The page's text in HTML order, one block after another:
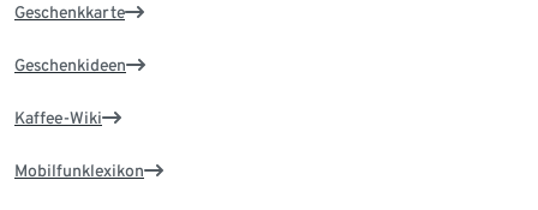
Geschenkkarte
Geschenkideen
Kaffee-Wiki
Mobilfunklexikon